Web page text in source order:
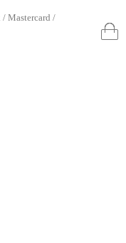
Mastercard /